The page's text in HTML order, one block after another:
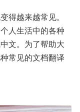
得越来越常见。
人生活中的各种
文。为了帮助大
常见的文档翻译